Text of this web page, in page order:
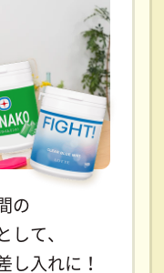
の
して、
し入れに！